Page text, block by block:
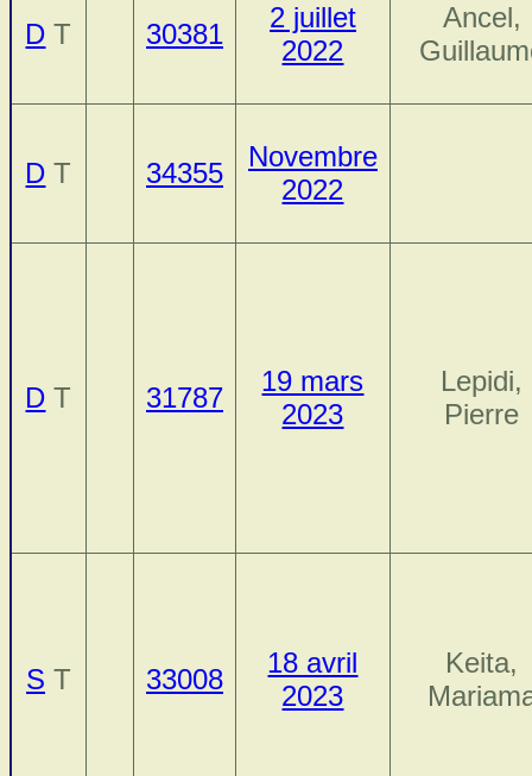
D T 30381
2 juillet
2022
Ancel,
D T 34355
Novembre
2022
D T 31787
19 mars
2023
Lepidi,
Pierre
S T 33008
18 avril
2023
Keita,